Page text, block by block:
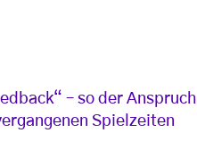
– so der Anspruch
Spielzeiten